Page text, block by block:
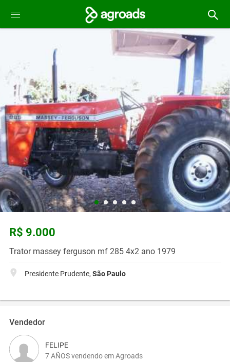
R$ 9.000
Trator massey ferguson mf 285 4x2 ano 1979
Presidente Prudente, São Paulo
Vendedor
FELIPE
7 AÑOS vendendo em Agroads